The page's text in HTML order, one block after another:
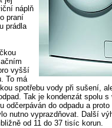
náplň
praní
prádla
vyšší
To má
spotřebu vody při sušení,
Tak je kondenzát spolu s
odčerpáván do odpadu a
nutno vyprazdňovat. Další
od 11 do 37 tisíc korun.